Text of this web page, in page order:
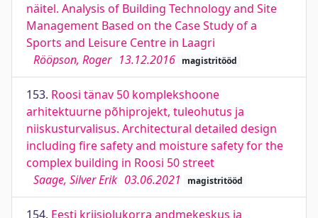
näitel. Analysis of Building Technology and Site
Management Based on the Case Study of a
Sports and Leisure Centre in Laagri
Rööpson, Roger 13.12.2016 magistritööd
153. Roosi tänav 50 komplekshoone
arhitektuurne põhiprojekt, tuleohutus ja
niiskusturvalisus. Architectural detailed design
including fire safety and moisture safety for the
complex building in Roosi 50 street
Saage, Silver Erik 03.06.2021 magistritööd
154. Eesti kriisiolukorra andmekeskus ja